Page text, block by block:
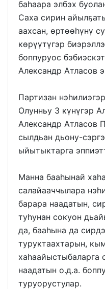
баһаара элбэх
Саха сирин
аахсан, өртөөһүнү
көрүүтүгэр
боппуруос
Александр Атласов
Партизан нэһилиэгэр
Олунньу 3 күнүгэр
Александр Атласов
сылдьан дьону-
ыйытыктарга
Манна бааһынай
салайааччылара
барара наадатын,
туһунан сокуон
да, бааһына да
туруктаахтарын,
хаһаайыстыбаларга
наадатын о.д.а.
туруорустулар.